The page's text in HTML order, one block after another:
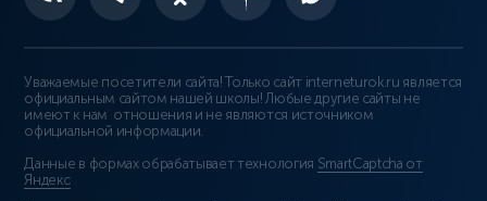
Уважаемые посетители сайта! Только сайт interneturok.ru является
официальным сайтом нашей школы! Любые другие сайты не
имеют к нам отношения и не являются источником
официальной информации.
Данные в формах обрабатывает технология SmartCaptcha от
Яндекс